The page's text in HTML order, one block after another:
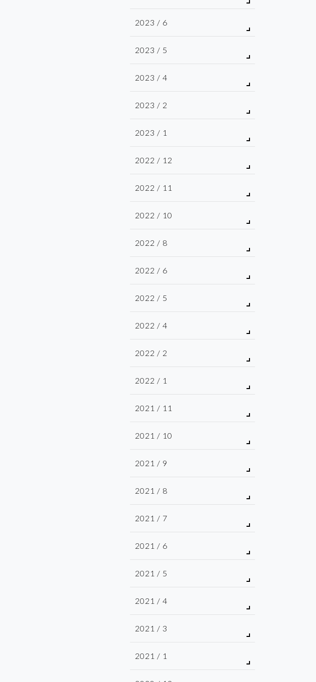
2023 / 6
2023 / 5
2023 / 4
2023 / 2
2023 / 1
2022 / 12
2022 / 11
2022 / 10
2022 / 8
2022 / 6
2022 / 5
2022 / 4
2022 / 2
2022 / 1
2021 / 11
2021 / 10
2021 / 9
2021 / 8
2021 / 7
2021 / 6
2021 / 5
2021 / 4
2021 / 3
2021 / 1